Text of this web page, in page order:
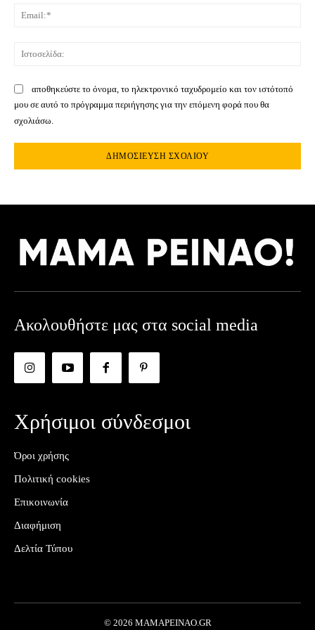
αποθηκεύστε το όνομα, το ηλεκτρονικό ταχυδρομείο και τον ιστότοπό
μου σε αυτό το πρόγραμμα περιήγησης για την επόμενη φορά που θα
σχολιάσω.
Ακολουθήστε μας στα social media
Χρήσιμοι σύνδεσμοι
Όροι χρήσης
Πολιτική cookies
Επικοινωνία
Διαφήμιση
Δελτία Τύπου
© 2026 MAMAPEINAO.GR